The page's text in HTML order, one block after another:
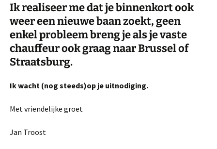
Ik realiseer me dat je binnenkort ook
weer een nieuwe baan zoekt, geen
enkel probleem breng je als je vaste
chauffeur ook graag naar Brussel of
Straatsburg.
Ik wacht (nog steeds)op je uitnodiging.
Met vriendelijke groet
Jan Troost